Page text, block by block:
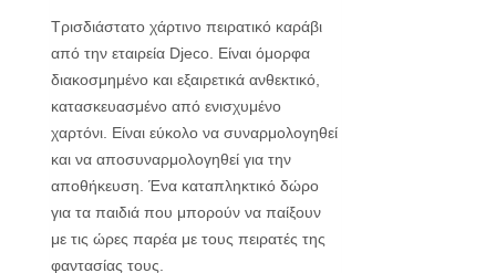
Τρισδιάστατο χάρτινο πειρατικό καράβι
από την εταιρεία Djeco. Είναι όμορφα
διακοσμημένο και εξαιρετικά ανθεκτικό,
κατασκευασμένο από ενισχυμένο
χαρτόνι. Είναι εύκολο να συναρμολογηθεί
και να αποσυναρμολογηθεί για την
αποθήκευση. Ένα καταπληκτικό δώρο
για τα παιδιά που μπορούν να παίξουν
με τις ώρες παρέα με τους πειρατές της
φαντασίας τους.